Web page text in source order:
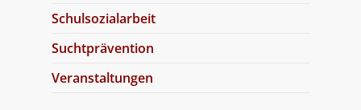
Schulsozialarbeit
Suchtprävention
Veranstaltungen